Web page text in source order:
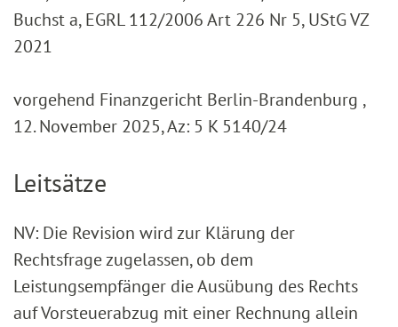
Buchst a, EGRL 112/2006 Art 226 Nr 5, UStG VZ
2021
vorgehend Finanzgericht Berlin-Brandenburg ,
12. November 2025, Az: 5 K 5140/24
Leitsätze
NV: Die Revision wird zur Klärung der
Rechtsfrage zugelassen, ob dem
Leistungsempfänger die Ausübung des Rechts
auf Vorsteuerabzug mit einer Rechnung allein